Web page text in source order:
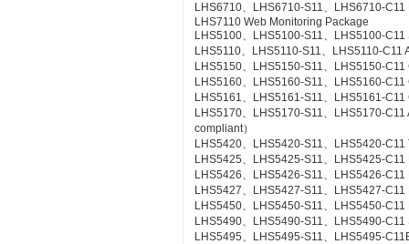
LHS6710、LHS6710-S11、LHS6710-
LHS7110 Web Monitoring Package
LHS5100、LHS5100-S11、LHS5100-
LHS5110、LHS5110-S11、LHS5110-C11
LHS5150、LHS5150-S11、LHS5150-
LHS5160、LHS5160-S11、LHS5160-
LHS5161、LHS5161-S11、LHS5161-
LHS5170、LHS5170-S11、LHS5170-
compliant）
LHS5420、LHS5420-S11、LHS5420-C11
LHS5425、LHS5425-S11、LHS5425-
LHS5426、LHS5426-S11、LHS5426-
LHS5427、LHS5427-S11、LHS5427-
LHS5450、LHS5450-S11、LHS5450-
LHS5490、LHS5490-S11、LHS5490-
LHS5495、LHS5495-S11、LHS5495-